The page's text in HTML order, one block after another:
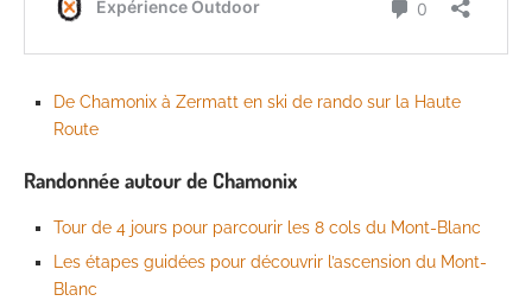
De Chamonix à Zermatt en ski de rando sur la Haute
Route
Randonnée autour de Chamonix
Tour de 4 jours pour parcourir les 8 cols du Mont-Blanc
Les étapes guidées pour découvrir l’ascension du Mont-
Blanc